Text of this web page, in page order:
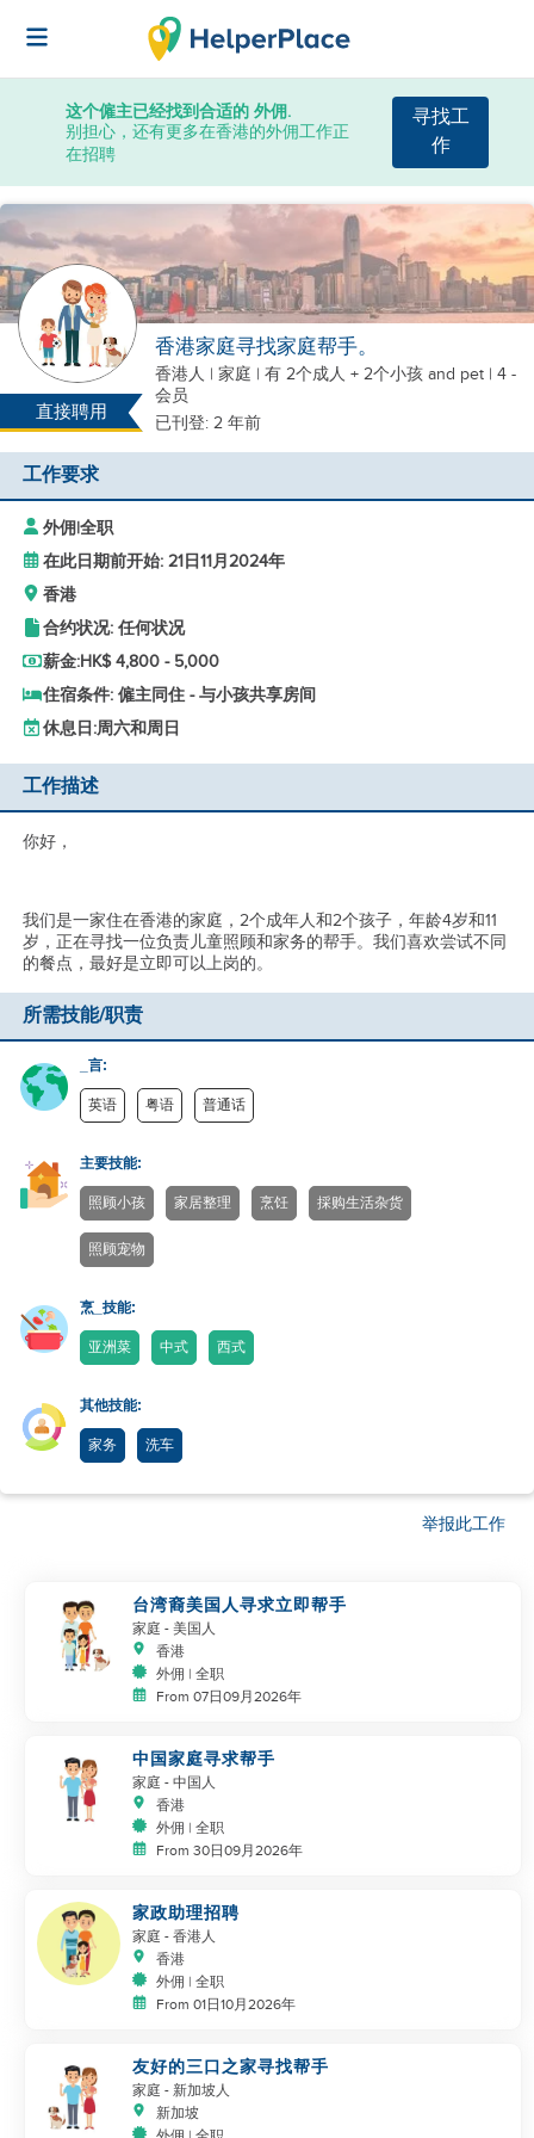
这个僱主已经找到合适的 外佣.
别担心，还有更多在香港的外佣工作正
在招聘
寻找工
作
直接聘用
香港家庭寻找家庭帮手。
香港人 | 家庭 | 有 2个成人 + 2个小孩 and pet | 4 -
会员
已刊登: 2 年前
工作要求
外佣|全职
在此日期前开始: 21日11月2024年
香港
合约状况: 任何状况
薪金:HK$ 4,800 - 5,000
住宿条件: 僱主同住 - 与小孩共享房间
休息日:周六和周日
工作描述
你好，
我们是一家住在香港的家庭，2个成年人和2个孩子，年龄4岁和11
岁，正在寻找一位负责儿童照顾和家务的帮手。我们喜欢尝试不同
的餐点，最好是立即可以上岗的。
所需技能/职责
_言:
英语 粤语 普通话
主要技能:
照顾小孩 家居整理 烹饪 採购生活杂货
照顾宠物
烹_技能:
亚洲菜 中式 西式
其他技能:
家务 洗车
举报此工作
台湾裔美国人寻求立即帮手
家庭 - 美国人
香港
外佣 | 全职
From 07日09月2026年
中国家庭寻求帮手
家庭 - 中国人
香港
外佣 | 全职
From 30日09月2026年
家政助理招聘
家庭 - 香港人
香港
外佣 | 全职
From 01日10月2026年
友好的三口之家寻找帮手
家庭 - 新加坡人
新加坡